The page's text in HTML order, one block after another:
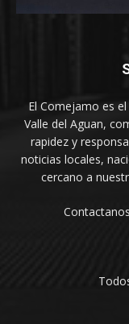
El Comejamo es
Valle del Aguan,
rapidez y
noticias locales,
cercano a